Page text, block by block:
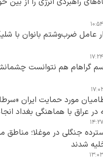
عامل ضرب‌وشتم بانوان با
گراهام هم نتوانست
مورد حمایت ایران
عراق با هماهنگی بغداد
جنگلی در موغلا؛ مناطق
شدند